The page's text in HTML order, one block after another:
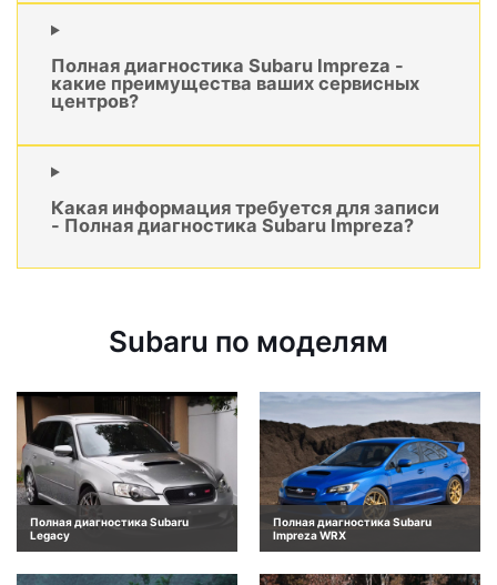
Полная диагностика Subaru Impreza -
какие преимущества ваших сервисных
центров?
Какая информация требуется для записи
- Полная диагностика Subaru Impreza?
Subaru по моделям
Полная диагностика Subaru
Legacy
Полная диагностика Subaru
Impreza WRX